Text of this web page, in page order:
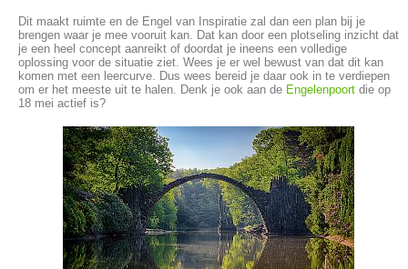
Dit maakt ruimte en de Engel van Inspiratie zal dan een plan bij je
brengen waar je mee vooruit kan. Dat kan door een plotseling inzicht dat
je een heel concept aanreikt of doordat je ineens een volledige
oplossing voor de situatie ziet. Wees je er wel bewust van dat dit kan
komen met een leercurve. Dus wees bereid je daar ook in te verdiepen
om er het meeste uit te halen. Denk je ook aan de Engelenpoort die op
18 mei actief is?